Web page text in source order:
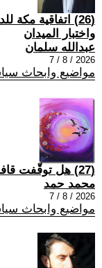
(26) اتفاقية مكة
واختبار الميدان
عبدالله سلمان
2026 / 8 / 7
مواضيع وابحاث
(27) هل توقّفت قافلة الفساد عند أطراف بغداد؟
محمد حمد
2026 / 8 / 7
مواضيع وابحاث